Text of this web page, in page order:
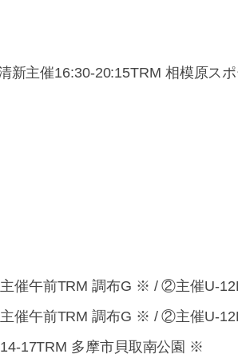
新主催16:30-20:15TRM 相模原ス
催午前TRM 調布G ※ / ②主催U-
催午前TRM 調布G ※ / ②主催U-
17TRM 多摩市貝取南公園 ※